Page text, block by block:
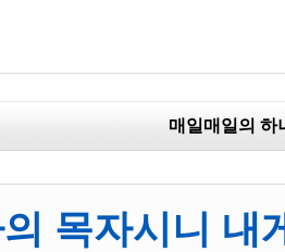
매일매일의 하
목자시니 내